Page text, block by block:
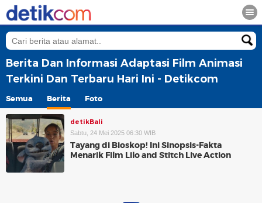
Berita Dan Informasi Adaptasi Film Animasi
Terkini Dan Terbaru Hari Ini - Detikcom
Semua Berita Foto
detikBali
Sabtu, 24 Mei 2025 06:30 WIB
Tayang di Bioskop! Ini Sinopsis-Fakta
Menarik Film Lilo and Stitch Live Action